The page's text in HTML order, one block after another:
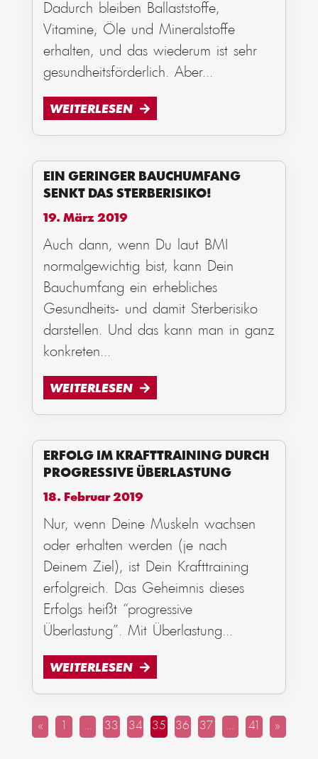
Dadurch bleiben Ballaststoffe,
Vitamine, Öle und Mineralstoffe
erhalten, und das wiederum ist sehr
gesundheitsförderlich. Aber...
WEITERLESEN
EIN GERINGER BAUCHUMFANG
SENKT DAS STERBERISIKO!
19. März 2019
Auch dann, wenn Du laut BMI
normalgewichtig bist, kann Dein
Bauchumfang ein erhebliches
Gesundheits- und damit Sterberisiko
darstellen. Und das kann man in ganz
konkreten...
WEITERLESEN
ERFOLG IM KRAFTTRAINING DURCH
PROGRESSIVE ÜBERLASTUNG
18. Februar 2019
Nur, wenn Deine Muskeln wachsen
oder erhalten werden (je nach
Deinem Ziel), ist Dein Krafttraining
erfolgreich. Das Geheimnis dieses
Erfolgs heißt “progressive
Überlastung”. Mit Überlastung...
WEITERLESEN
« … 33 34 35 36 37 … 41 »